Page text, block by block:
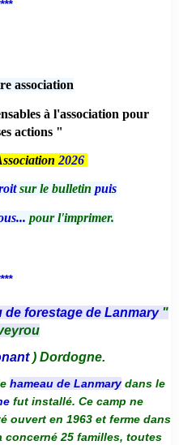
association
à l'association pour
actions "
2026
sur le bulletin puis
pour l'imprimer.
de forestage de Lanmary "
) Dordogne.
hameau de Lanmarydans le
fut installé. Ce camp ne
ouvert en 1963 et ferme dans
concerné 25 familles, toutes